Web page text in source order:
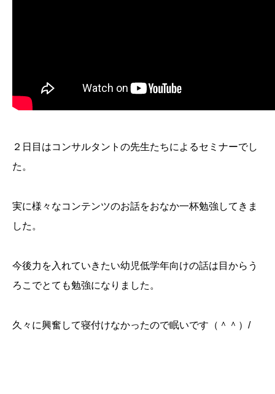
２日目はコンサルタントの先生たちによるセミナーでし
た。
実に様々なコンテンツのお話をおなか一杯勉強してきま
した。
今後力を入れていきたい幼児低学年向けの話は目からう
ろこでとても勉強になりました。
久々に興奮して寝付けなかったので眠いです（＾＾）/